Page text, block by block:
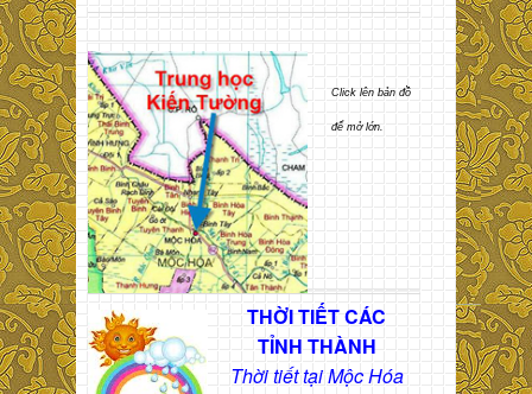
Click lên bản đồ
để mở lớn.
THỜI TIẾT CÁC
TỈNH THÀNH
Thời tiết tại Mộc Hóa